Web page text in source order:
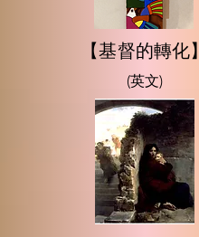
【基督的轉化】
(英文)